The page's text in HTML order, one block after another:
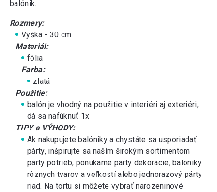
balónik.
Rozmery:
Výška - 30 cm
Materiál:
fólia
Farba:
zlatá
Použitie:
balón je vhodný na použitie v interiéri aj exteriéri,
dá sa nafúknuť 1x
TIPY a VÝHODY:
Ak nakupujete balóniky a chystáte sa usporiadať
párty, inšpirujte sa naším širokým sortimentom
párty potrieb, ponúkame párty dekorácie,balóniky
rôznych tvarov a veľkostí alebojednorazový párty
riad. Na tortu si môžete vybraťnarozeninové